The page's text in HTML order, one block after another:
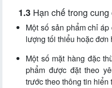
Hạn chế trong cung
Một số sản phẩm chỉ
lượng tối thiểu hoặc đơn
Một số mặt hàng đặc
phẩm được đặt theo
trước theo thông tin hiển